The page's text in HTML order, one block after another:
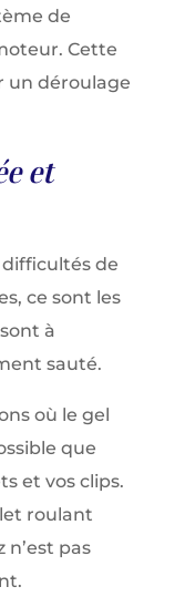
de
Cette
un déroulage
et
de
ce sont les
à
sauté.
où le gel
que
et vos clips.
roulant
pas